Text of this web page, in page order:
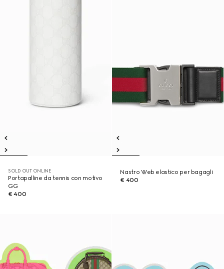
SOLD OUT ONLINE
Portapalline da tennis con motivo
GG
€ 400
Nastro Web elastico per bagagli
€ 400